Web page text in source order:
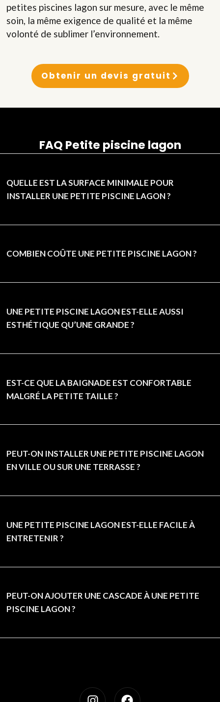
petites piscines lagon sur mesure, avec le même
soin, la même exigence de qualité et la même
volonté de sublimer l’environnement.
Obtenir un devis gratuit
FAQ Petite piscine lagon
QUELLE EST LA SURFACE MINIMALE POUR
INSTALLER UNE PETITE PISCINE LAGON ?
COMBIEN COÛTE UNE PETITE PISCINE LAGON ?
UNE PETITE PISCINE LAGON EST-ELLE AUSSI
ESTHÉTIQUE QU’UNE GRANDE ?
EST-CE QUE LA BAIGNADE EST CONFORTABLE
MALGRÉ LA PETITE TAILLE ?
PEUT-ON INSTALLER UNE PETITE PISCINE LAGON
EN VILLE OU SUR UNE TERRASSE ?
UNE PETITE PISCINE LAGON EST-ELLE FACILE À
ENTRETENIR ?
PEUT-ON AJOUTER UNE CASCADE À UNE PETITE
PISCINE LAGON ?